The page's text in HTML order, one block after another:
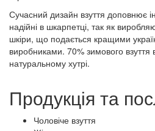
Сучасний дизайн взуття доповнює
надійні в шкарпетці, так як
шкіри, що подається кращими
виробниками. 70% зимового взуття
натуральному хутрі.
Продукція та
Чоловіче взуття